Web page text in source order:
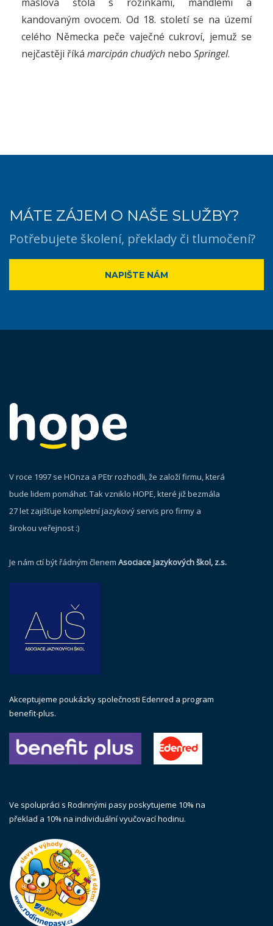
kandovaným ovocem. Od 18. století se na území
celého Německa peče vaječné cukroví, jemuž se
nejčastěji říká marcipán chudých nebo Springel.
MÁTE ZÁJEM O NAŠE SLUŽBY?
Potřebujete školení, překlady či tlumočení?
NAPIŠTE NÁM
V roce 1997 se HOnza a PEtr rozhodli, že založí firmu, která
bude lidem pomáhat. Tak vzniklo HOPE, které již bezmála
27 let zajišťuje kompletní jazykový servis pro firmy a
širokou veřejnost :)
Je nám ctí být řádným členem Asociace Jazykových škol, z.s.
Akceptujeme poukázky společnosti Edenred a program
benefit-plus.
Ve spolupráci s Rodinnými pasy poskytujeme 10% na
překlad a 10% na individuální vyučovací hodinu.